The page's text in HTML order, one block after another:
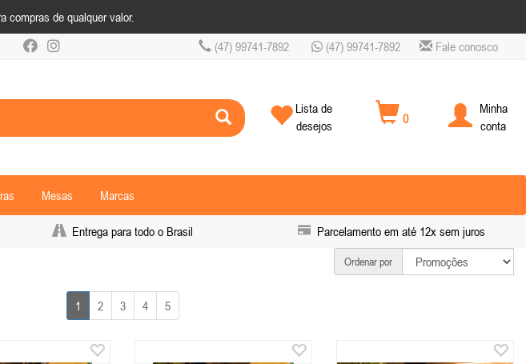
compras de qualquer valor.
(47) 99741-7892 (47) 99741-7892 Fale conosco
Lista de
desejos
0
Minha
conta
Mesas Marcas
Entrega para todo o Brasil Parcelamento em até 12x sem juros
Ordenar por
1 2 3 4 5